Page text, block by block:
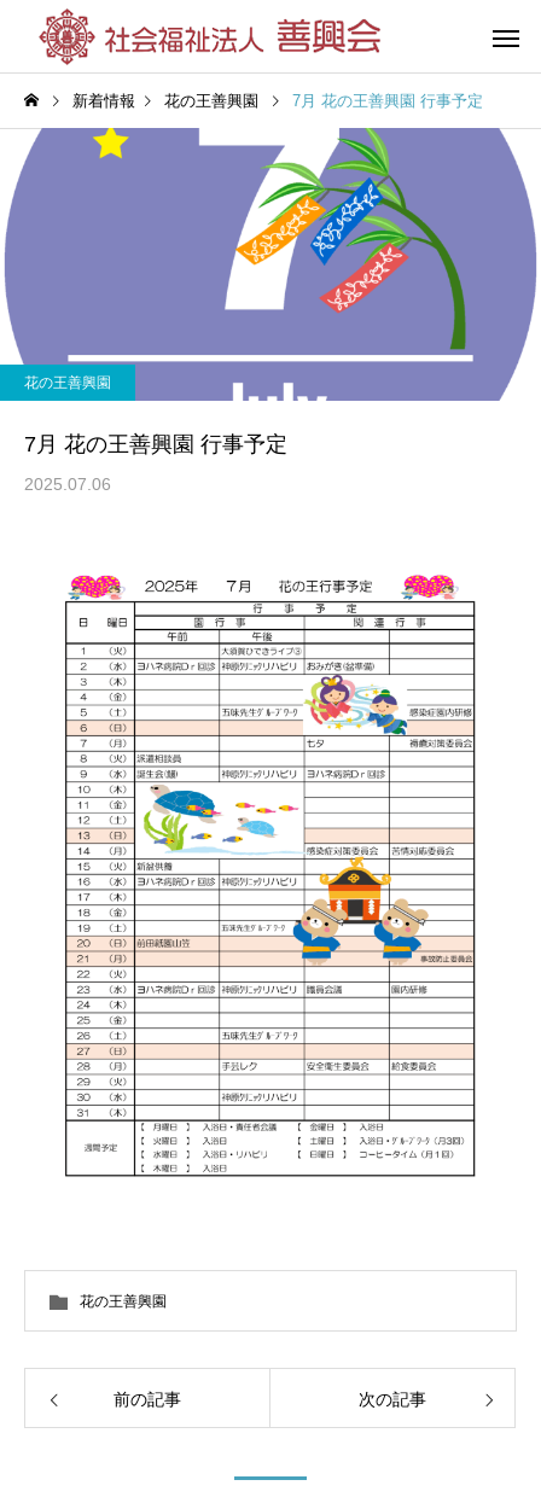
花の王善興園
（特別養護老人ホーム） （特別養護老人
グループホーム
（共同生活援助）
新着情報 花の王善興園 7月 花の王善興園 行事予定
花の王善興園
7月 花の王善興園 行事予定
2025.07.06
花の王善興園
前の記事 次の記事